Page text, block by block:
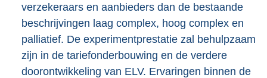
verzekeraars en aanbieders dan de bestaande
beschrijvingen laag complex, hoog complex en
palliatief. De experimentprestatie zal behulpzaam
zijn in de tariefonderbouwing en de verdere
doorontwikkeling van ELV. Ervaringen binnen de